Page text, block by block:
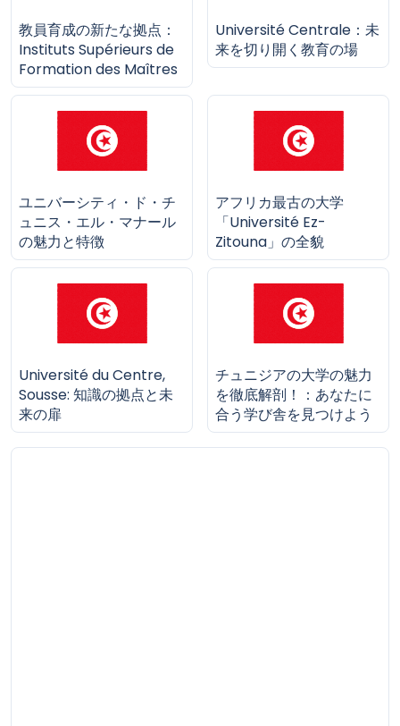
教員育成の新たな拠点：
Instituts Supérieurs de
Formation des Maîtres
Université Centrale：未
来を切り開く教育の場
ユニバーシティ・ド・チ
ュニス・エル・マナール
の魅力と特徴
アフリカ最古の大学
「Université Ez-
Zitouna」の全貌
Université du Centre,
Sousse: 知識の拠点と未
来の扉
チュニジアの大学の魅力
を徹底解剖！：あなたに
合う学び舎を見つけよう